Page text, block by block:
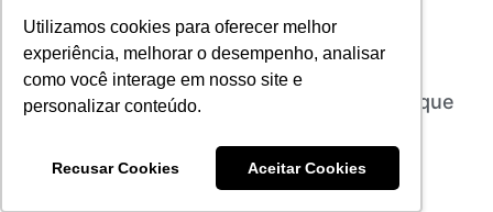
Utilizamos cookies para oferecer melhor
experiência, melhorar o desempenho, analisar
como você interage em nosso site e
personalizar conteúdo.
Recusar Cookies Aceitar Cookies
Mercado de resseguros é tema de evento que
Nenhum comentário
1 2 3